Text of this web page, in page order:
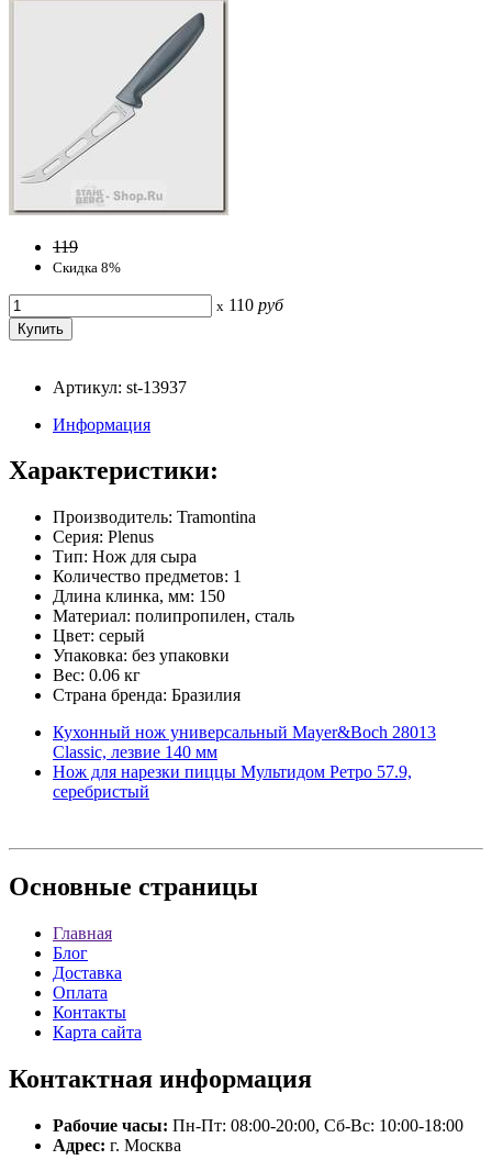
119
Скидка 8%
x 110 руб
Артикул: st-13937
Информация
Характеристики:
Производитель: Tramontina
Серия: Plenus
Тип: Нож для сыра
Количество предметов: 1
Длина клинка, мм: 150
Материал: полипропилен, сталь
Цвет: серый
Упаковка: без упаковки
Вес: 0.06 кг
Страна бренда: Бразилия
Кухонный нож универсальный Mayer&Boch 28013
Classic, лезвие 140 мм
Нож для нарезки пиццы Мультидом Ретро 57.9,
серебристый
Основные страницы
Главная
Блог
Доставка
Оплата
Контакты
Карта сайта
Контактная информация
Рабочие часы: Пн-Пт: 08:00-20:00, Сб-Вс: 10:00-18:00
Адрес: г. Москва